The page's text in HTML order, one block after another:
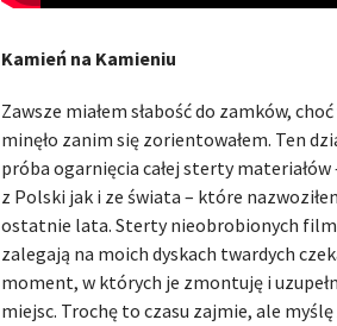
Kamień na Kamieniu
Zawsze miałem słabość do zamków,
minęło zanim się zorientowałem. Ten
próba ogarnięcia całej sterty materiałów
z Polski jak i ze świata – które
ostatnie lata. Sterty nieobrobionych
zalegają na moich dyskach twardych
moment, w których je zmontuję i
miejsc. Trochę to czasu zajmie, ale myślę